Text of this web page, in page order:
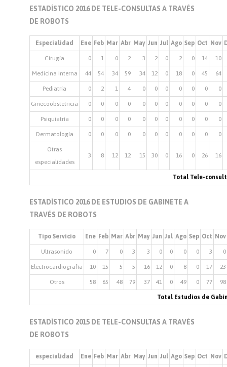
ESTADÍSTICO 2016 DE TELE-CONSULTAS A TRAVÉS
DE ROBOTS
Especialidad Ene Feb Mar Abr May Jun Jul Ago Sep Oct Nov
Cirugía 0 1 0 2 3 2 0 2 0 14 10
Medicina interna 44 54 34 59 34 12 0 18 0 45 64
Pediatría 0 2 1 4 0 0 0 0 0 0 0
Ginecoobstetricia 0 0 0 0 0 0 0 0 0 0 0
Psiquiatría 0 0 0 0 0 0 0 0 0 0 0
Dermatología 0 0 0 0 0 0 0 0 0 0 0
Otras
especialidades
3 8 12 12 15 30 0 16 0 26 16
Total Tele-
ESTADÍSTICO 2016 DE ESTUDIOS DE GABINETE A
TRAVÉS DE ROBOTS
Tipo Servicio Ene Feb Mar Abr May Jun Jul Ago Sep Oct Nov
Ultrasonido 0 7 0 3 3 0 0 0 0 3 0
Electrocardiografía 10 15 5 5 16 12 0 8 0 17 23
Otros 58 65 48 79 37 41 0 49 0 77 98
Total Estudios de
ESTADÍSTICO 2015 DE TELE-CONSULTAS A TRAVÉS
DE ROBOTS
especialidad Ene Feb Mar Abr May Jun Jul Ago Sep Oct Nov